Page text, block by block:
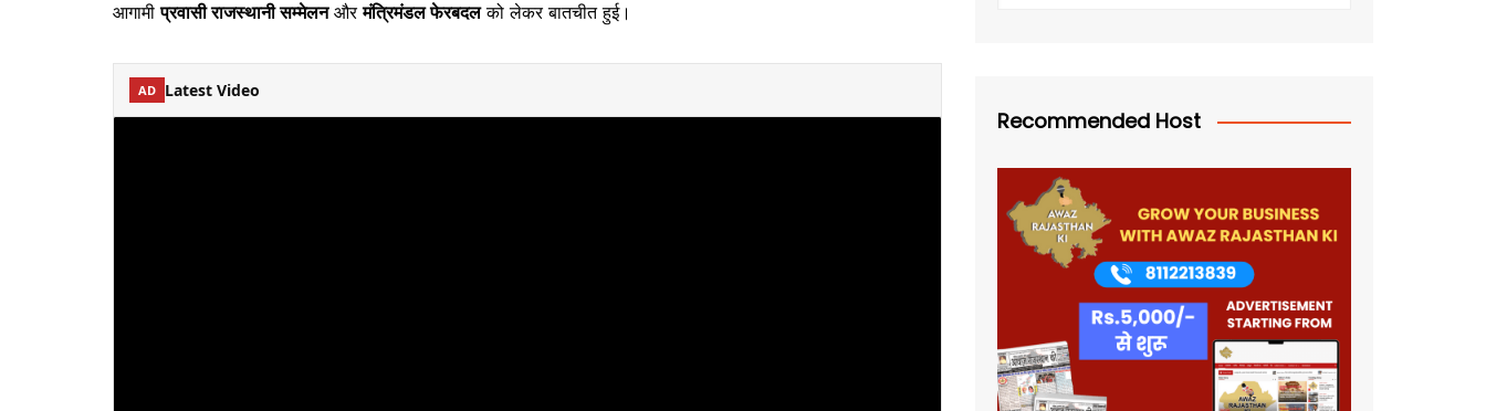
आगामीप्रवासी राजस्थानी सम्मेलनऔरमंत्रिमंडल फेरबदलको लेकर बातचीत हुई।
AD Latest Video
Recommended Host